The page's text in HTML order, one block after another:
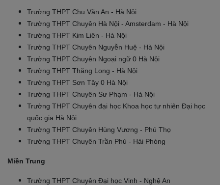
Trường THPT Chu Văn An - Hà Nội
Trường THPT Chuyên Hà Nội - Amsterdam - Hà Nội
Trường THPT Kim Liên - Hà Nội
Trường THPT Chuyên Nguyễn Huệ - Hà Nội
Trường THPT Chuyên Ngoại ngữ 0 Hà Nội
Trường THPT Thăng Long - Hà Nội
Trường THPT Sơn Tây 0 Hà Nội
Trường THPT Chuyên Sư Phạm - Hà Nội
Trường THPT Chuyên đại học Khoa học tự nhiên Đại học
quốc gia Hà Nội
Trường THPT Chuyên Hùng Vương - Phú Thọ
Trường THPT Chuyên Trần Phú - Hải Phòng
Miền Trung
Trường THPT Chuyên Đại học Vinh - Nghệ An